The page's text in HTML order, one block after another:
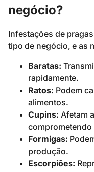
negócio?
Infestações de
tipo de negócio, e as
Baratas:
rapidamente.
Ratos: Podem
alimentos.
Cupins: Afetam
Formigas:
produção.
Escorpiões: